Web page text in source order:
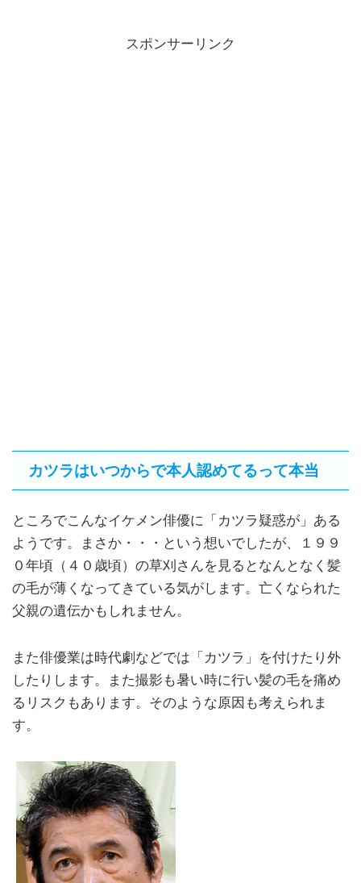
スポンサーリンク
カツラはいつからで本人認めてるって本当
ところでこんなイケメン俳優に「カツラ疑惑が」ある
ようです。まさか・・・という想いでしたが、１９９
０年頃（４０歳頃）の草刈さんを見るとなんとなく髪
の毛が薄くなってきている気がします。亡くなられた
父親の遺伝かもしれません。
また俳優業は時代劇などでは「カツラ」を付けたり外
したりします。また撮影も暑い時に行い髪の毛を痛め
るリスクもあります。そのような原因も考えられま
す。